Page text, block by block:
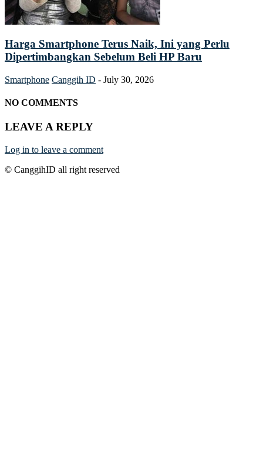
Harga Smartphone Terus Naik, Ini yang Perlu
Dipertimbangkan Sebelum Beli HP Baru
Smartphone Canggih ID - July 30, 2026
NO COMMENTS
LEAVE A REPLY
Log in to leave a comment
© CanggihID all right reserved